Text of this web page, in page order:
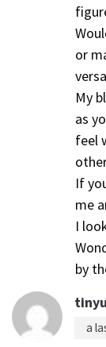
or
My
as
feel
If
me
I
by
a